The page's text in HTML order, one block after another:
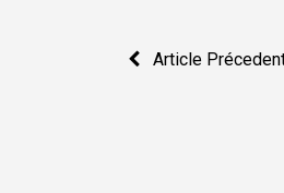
Navigation
Article